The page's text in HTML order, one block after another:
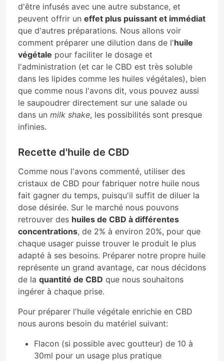
d'être infusés avec une autre substance, et
peuvent offrir un effet plus puissant et immédiat
que d'autres préparations. Nous allons voir
comment préparer une dilution dans de l'huile
végétale pour faciliter le dosage et
l'administration (et car le CBD est très soluble
dans les lipides comme les huiles végétales), bien
que comme nous l'avons dit, vous pouvez aussi
le saupoudrer directement sur une salade ou
dans un milk shake, les possibilités sont presque
infinies.
Recette d'huile de CBD
Comme nous l'avons commenté, utiliser des
cristaux de CBD pour fabriquer notre huile nous
fait gagner du temps, puisqu'il suffit de diluer la
dose désirée. Sur le marché nous pouvons
retrouver des huiles de CBD à différentes
concentrations, de 2% à environ 20%, pour que
chaque usager puisse trouver le produit le plus
adapté à ses besoins. Préparer notre propre huile
représente un grand avantage, car nous décidons
de la quantité de CBD que nous souhaitons
ingérer à chaque prise.
Pour préparer l'huile végétale enrichie en CBD
nous aurons besoin du matériel suivant:
Flacon (si possible avec goutteur) de 10 à
30ml pour un usage plus pratique